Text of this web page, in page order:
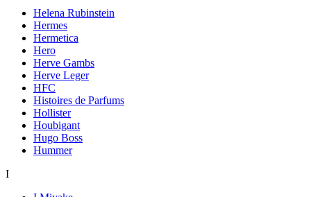
Helena Rubinstein
Hermes
Hermetica
Hero
Herve Gambs
Herve Leger
HFC
Histoires de Parfums
Hollister
Houbigant
Hugo Boss
Hummer
I